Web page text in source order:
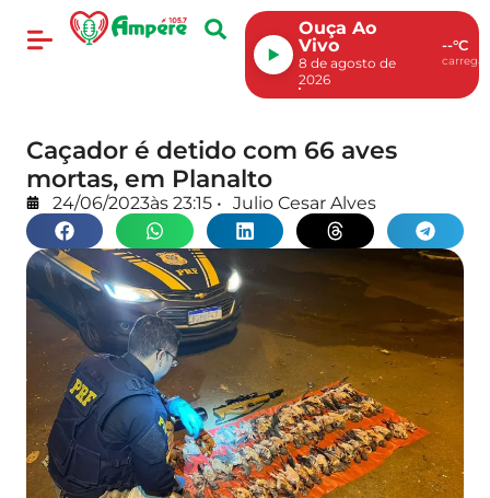
Ouça Ao
Vivo
8 de agosto de
2026
--°C
Caçador é detido com 66 aves
mortas, em Planalto
24/06/2023às 23:15 • Julio Cesar Alves